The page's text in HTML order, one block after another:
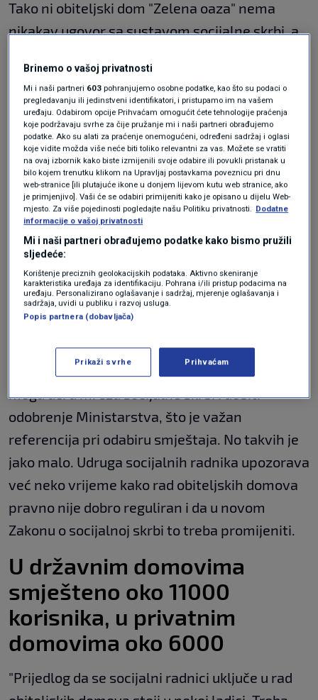
Tako ni obiteljski dom "Zelena oaza" nema
nikakav ugovor sa sustavom socijalne skrbi, a
županije.
"Na terenu ima svega, znamo da su neki
vlasnici usmjereni isključivo na profit. Nemaju
ni obvezu zapošljavanja profesionalaca, već
skrb o (maksimalno) 20 korisnika obavljaju
članovi obitelji i zaposleni koji imaju empatije i
afiniteta za taj posao. To ne znači nužno lošu
skrb, ali ipak predstavlja manjkavost jer, osim
motiviranosti, bilo bi dobro da zaposlenici
prođu i neku pripremu" kažeŠtefica Karačić
predsjednica Hrvatske udruge socijalnih
Napominje i da neki obiteljski domovi, ako žele,
mogu ući u mrežu socijalne skrbi i dobiti
odobrenje Ministarstva, što je važan
referencija pri odabiru smještaja. No takvih je
jako malo. Udruga socijalnih radnika upozorava
već neko vrijeme kako rad obiteljskih domova
pravno nije dobro reguliran i da u novom
Zakonu o socijalnoj skrbi to treba promijeniti.
U državnim domovima
smješteno oko 11000
korisnika, u privatnim
domovima oko 6000
"Prijedlog da se socijalni radnici uključe u rad
Brinemo o vašoj privatnosti
Mi i naši partneri 603 pohranjujemo osobne podatke, kao što su podaci o
pregledavanju ili jedinstveni identifikatori, i pristupamo im na vašem
uređaju. Odabirom opcije Prihvaćam omogućit ćete tehnologije praćenja
koje podržavaju svrhe za čije pružanje mi i naši partneri obrađujemo
podatke. Ako su alati za praćenje onemogućeni, određeni sadržaj i oglasi
koje vidite možda više neće biti toliko relevantni za vas. Možete se vratiti
na ovaj izbornik kako biste izmijenili svoje odabire ili povukli pristanak u
bilo kojem trenutku klikom na Upravljaj postavkama poveznicu pri dnu
web-stranice [ili plutajuće ikone u donjem lijevom kutu web stranice, ako
je primjenjivo]. Vaši će se odabiri primijeniti kako je opisano u dijelu Web-
mjesto. Za više pojedinosti pogledajte našu Politiku privatnosti. Dodatne
informacije o vašoj privatnosti
Mi i naši partneri obrađujemo podatke kako bismo pružili
sljedeće:
Korištenje preciznih geolokacijskih podataka. Aktivno skeniranje
karakteristika uređaja za identifikaciju. Pohrana i/ili pristup podacima na
uređaju. Personalizirano oglašavanje i sadržaj, mjerenje oglašavanja i
sadržaja, uvidi u publiku i razvoj usluga.
Popis partnera (dobavljača)
Prikaži svrhe Prihvaćam